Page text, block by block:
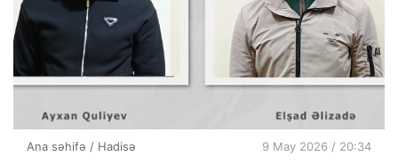
Ana səhifə / Hadisə 9 May 2026 / 20:34